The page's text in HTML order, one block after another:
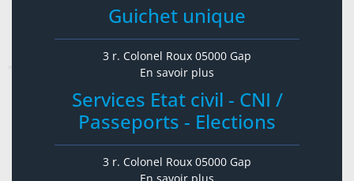
Guichet unique
3 r. Colonel Roux 05000 Gap
En savoir plus
Services Etat civil - CNI /
Passeports - Elections
3 r. Colonel Roux 05000 Gap